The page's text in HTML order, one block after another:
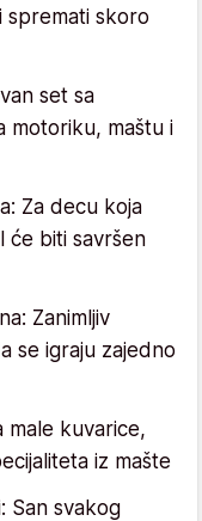
spremati skoro
set sa
motoriku, maštu i
Za decu koja
će biti savršen
Zanimljiv
se igraju zajedno
male kuvarice,
iz mašte
San svakog